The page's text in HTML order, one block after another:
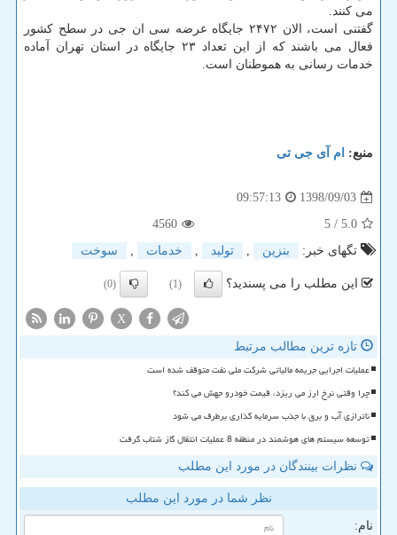
می كنند.
گفتنی است، الان ۲۴۷۲ جایگاه عرضه سی ان جی در سطح كشور
فعال می باشند كه از این تعداد ۲۳ جایگاه در استان تهران آماده
خدمات رسانی به هموطنان است.
منبع: ام آی جی تی
1398/09/03
09:57:13
5.0
/ 5
4560
تگهای خبر:
بنزین , تولید , خدمات , سوخت
این مطلب را می پسندید؟ (1)
(0)
X
تازه ترین مطالب مرتبط
عملیات اجرایی جریمه مالیاتی شرکت ملی نفت متوقف شده است
چرا وقتی نرخ ارز می ریزد، قیمت خودرو جهش می کند؟
ناترازی آب و برق با جذب سرمایه گذاری برطرف می شود
توسعه سیستم های هوشمند در منطقه 8 عملیات انتقال گاز شتاب گرفت
نظرات بینندگان در مورد این مطلب
نظر شما در مورد این مطلب
نام: